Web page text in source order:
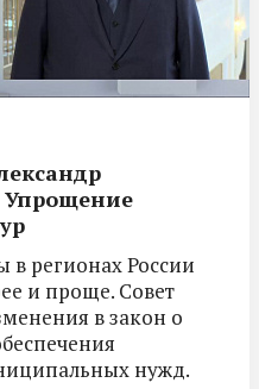
регионах России
и проще. Совет
в закон о
нужд.